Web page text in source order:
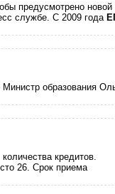
предусмотрено новой
службе. С 2009 года
образования
кредитов.
26. Срок приема